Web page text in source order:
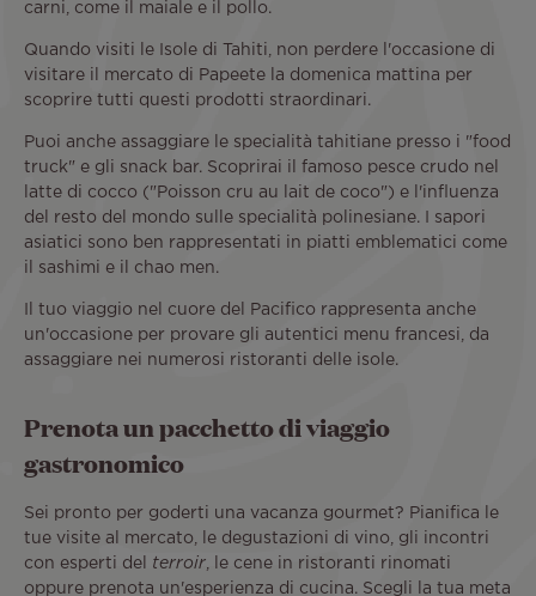
carni, come il maiale e il pollo.
Quando visiti le Isole di Tahiti, non perdere l'occasione di
visitare il mercato di Papeete la domenica mattina per
scoprire tutti questi prodotti straordinari.
Puoi anche assaggiare le specialità tahitiane presso i "food
truck" e gli snack bar. Scoprirai il famoso pesce crudo nel
latte di cocco ("Poisson cru au lait de coco") e l'influenza
del resto del mondo sulle specialità polinesiane. I sapori
asiatici sono ben rappresentati in piatti emblematici come
il sashimi e il chao men.
Il tuo viaggio nel cuore del Pacifico rappresenta anche
un'occasione per provare gli autentici menu francesi, da
assaggiare nei numerosi ristoranti delle isole.
Prenota un pacchetto di viaggio
gastronomico
Sei pronto per goderti una vacanza gourmet? Pianifica le
tue visite al mercato, le degustazioni di vino, gli incontri
con esperti del terroir , le cene in ristoranti rinomati
oppure prenota un'esperienza di cucina. Scegli la tua meta